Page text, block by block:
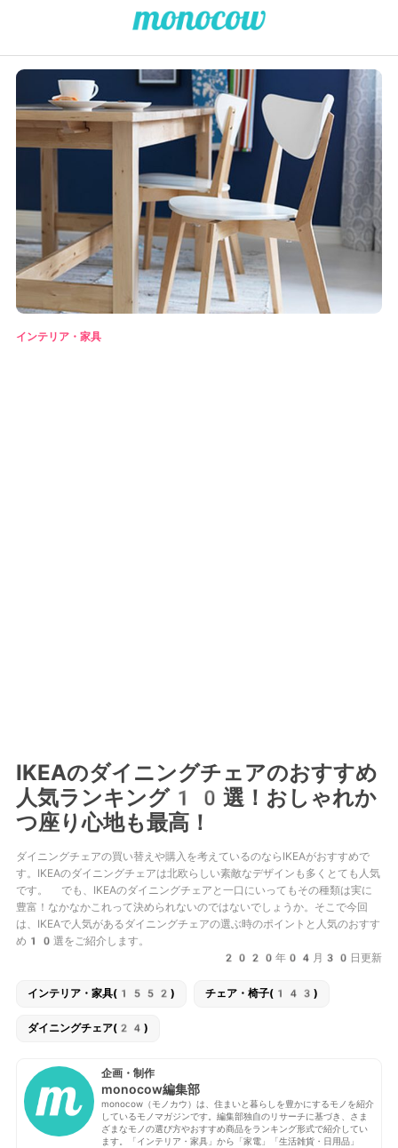
インテリア・家具
IKEAのダイニングチェアのおすすめ
人気ランキング10選！おしゃれか
つ座り心地も最高！
ダイニングチェアの買い替えや購入を考えているのならIKEAがおすすめで
す。IKEAのダイニングチェアは北欧らしい素敵なデザインも多くとても人気
です。 でも、IKEAのダイニングチェアと一口にいってもその種類は実に
豊富！なかなかこれって決められないのではないでしょうか。そこで今回
は、IKEAで人気があるダイニングチェアの選ぶ時のポイントと人気のおすす
め10選をご紹介します。
2020年04月30日更新
インテリア・家具(1552) チェア・椅子(143)
ダイニングチェア(24)
企画・制作
monocow編集部
monocow（モノカウ）は、住まいと暮らしを豊かにするモノを紹介
しているモノマガジンです。編集部独自のリサーチに基づき、さま
ざまなモノの選び方やおすすめ商品をランキング形式で紹介してい
ます。「インテリア・家具」から「家電」「生活雑貨・日用品」